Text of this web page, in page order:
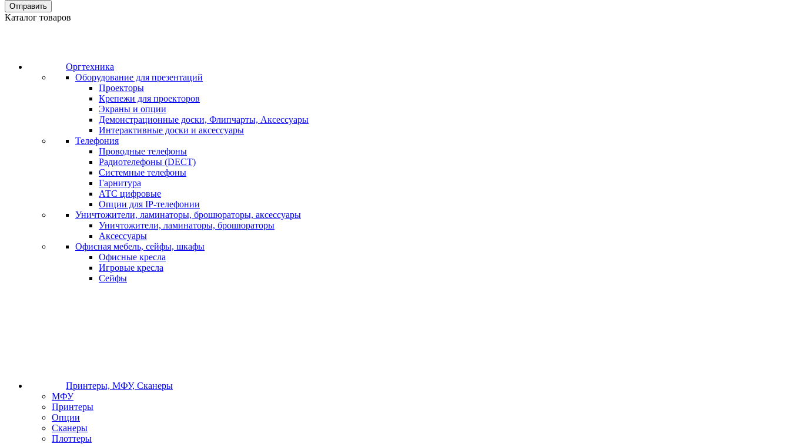
Отправить
Каталог товаров
Оргтехника
Оборудование для презентаций
Проекторы
Крепежи для проекторов
Экраны и опции
Демонстрационные доски, Флипчарты, Аксессуары
Интерактивные доски и аксессуары
Телефония
Проводные телефоны
Радиотелефоны (DECT)
Системные телефоны
Гарнитура
АТС цифровые
Опции для IP-телефонии
Уничтожители, ламинаторы, брошюраторы, аксессуары
Уничтожители, ламинаторы, брошюраторы
Аксессуары
Офисная мебель, сейфы, шкафы
Офисные кресла
Игровые кресла
Сейфы
Принтеры, МФУ, Сканеры
МФУ
Принтеры
Опции
Сканеры
Плоттеры